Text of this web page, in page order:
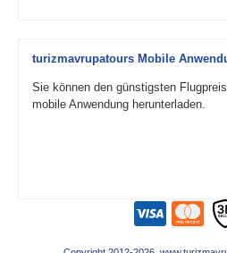
turizmavrupatours Mobile
Sie können den günstigsten
mobile Anwendung herunterladen.